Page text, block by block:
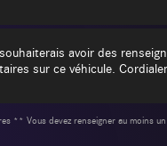
** Vous devez renseigner au moins